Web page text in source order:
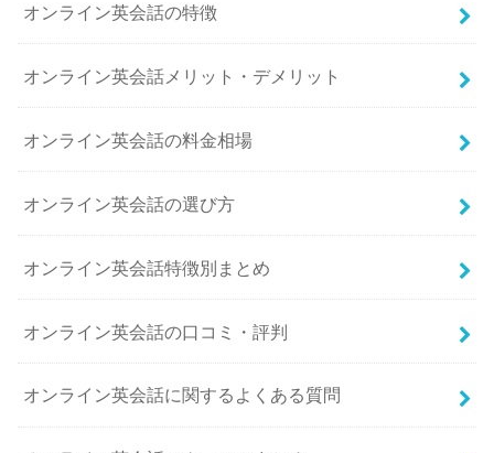
オンライン英会話の特徴
オンライン英会話メリット・デメリット
オンライン英会話の料金相場
オンライン英会話の選び方
オンライン英会話特徴別まとめ
オンライン英会話の口コミ・評判
オンライン英会話に関するよくある質問